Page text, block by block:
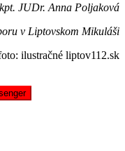
kpt. JUDr. Anna Poljaková
v Liptovskom Mikuláši
ilustračné liptov112.sk